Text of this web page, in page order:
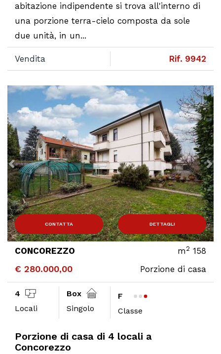
abitazione indipendente si trova all'interno di
una porzione terra-cielo composta da sole
due unità, in un...
Vendita Rif. 9942
Previous
CONTATTA DETTAGLI
CONCOREZZO m2 158
€ 280.000,00 Porzione di casa
4
Locali
Box
Singolo
F
Classe
Porzione di casa di 4 locali a
Concorezzo